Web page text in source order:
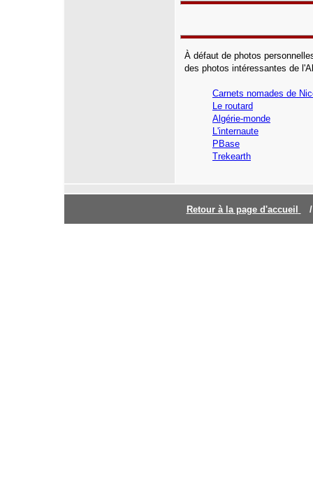
À défaut de photos
des photos intéressantes de
Carnets nomades de
Le routard
Algérie-monde
L'internaute
PBase
Trekearth
Retour à la page d'accuei